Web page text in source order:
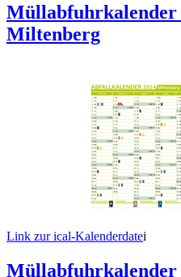
Müllabfuhrkalender
Miltenberg
Link zur ical-Kalenderdatei
Müllabfuhrkalender